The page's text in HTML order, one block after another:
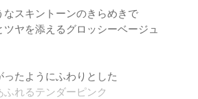
なスキントーンのきらめきで
ヤを添えるグロッシーベージュ
たようにふわりとした
れるテンダーピンク